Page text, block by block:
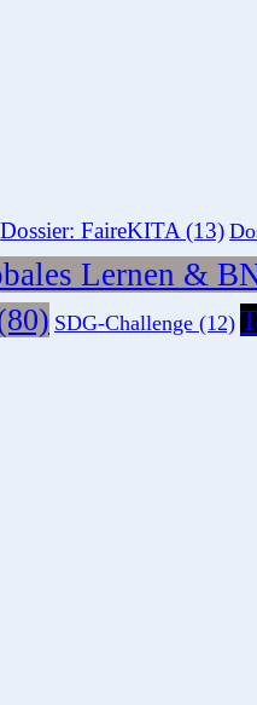
Dossier: FaireKITA (13)
Lernen &
SDG-Challenge (12)